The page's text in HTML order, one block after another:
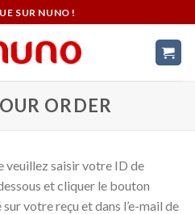
SUR NUNO !
ORDER
veuillez saisir votre ID de
et cliquer le bouton
sur votre reçu et dans l’e-mail de